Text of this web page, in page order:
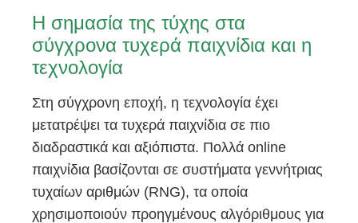
Η σημασία της τύχης στα
σύγχρονα τυχερά παιχνίδια και η
τεχνολογία
Στη σύγχρονη εποχή, η τεχνολογία έχει
μετατρέψει τα τυχερά παιχνίδια σε πιο
διαδραστικά και αξιόπιστα. Πολλά online
παιχνίδια βασίζονται σε συστήματα γεννήτριας
τυχαίων αριθμών (RNG), τα οποία
χρησιμοποιούν προηγμένους αλγόριθμους για